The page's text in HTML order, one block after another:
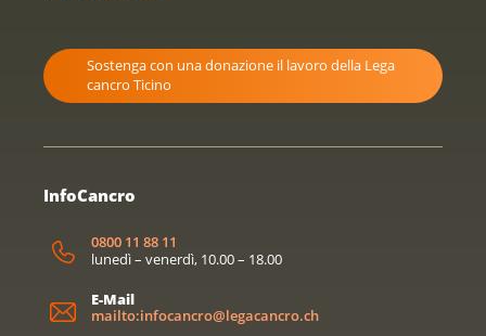
Sostenga con una donazione il lavoro della Lega
cancro Ticino
InfoCancro
0800 11 88 11
lunedì – venerdì, 10.00 – 18.00
E-Mail
mailto:infocancro@legacancro.ch